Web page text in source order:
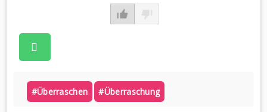
#überraschen #überraschung